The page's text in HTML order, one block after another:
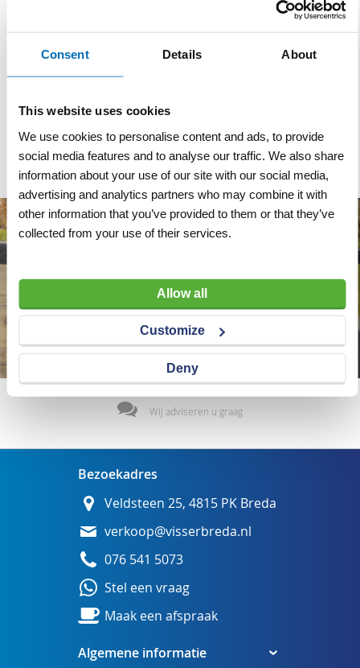
Consent Details About
This website uses cookies
We use cookies to personalise content and ads, to provide
social media features and to analyse our traffic. We also share
information about your use of our site with our social media,
advertising and analytics partners who may combine it with
other information that you’ve provided to them or that they’ve
collected from your use of their services.
Allow all
Customize
Deny
Grondboor verlengbaar Ø
VERLANGLIJST
VERGELIJKEN
€ 123,60
Wij adviseren u graag
Algemene informatie
Bezoekadres
Veldsteen 25, 4815 PK Breda
verkoop@visserbreda.nl
076 541 5073
Stel een vraag
Maak een afspraak